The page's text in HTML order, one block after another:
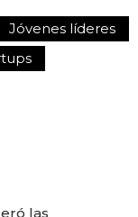
Jóvenes líderes
las